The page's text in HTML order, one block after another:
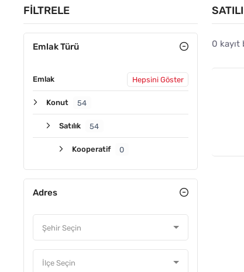
FILTRELE
Emlak Türü
Emlak Hepsini Göster
Konut 54
Satılık 54
Kooperatif 0
Adres
0 kayıt